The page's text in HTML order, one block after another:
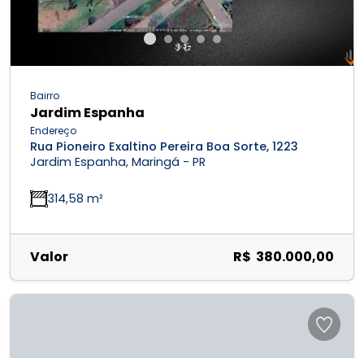
Bairro
Jardim Espanha
Endereço
Rua Pioneiro Exaltino Pereira Boa Sorte, 1223
Jardim Espanha, Maringá - PR
314,58 m²
Valor R$ 380.000,00